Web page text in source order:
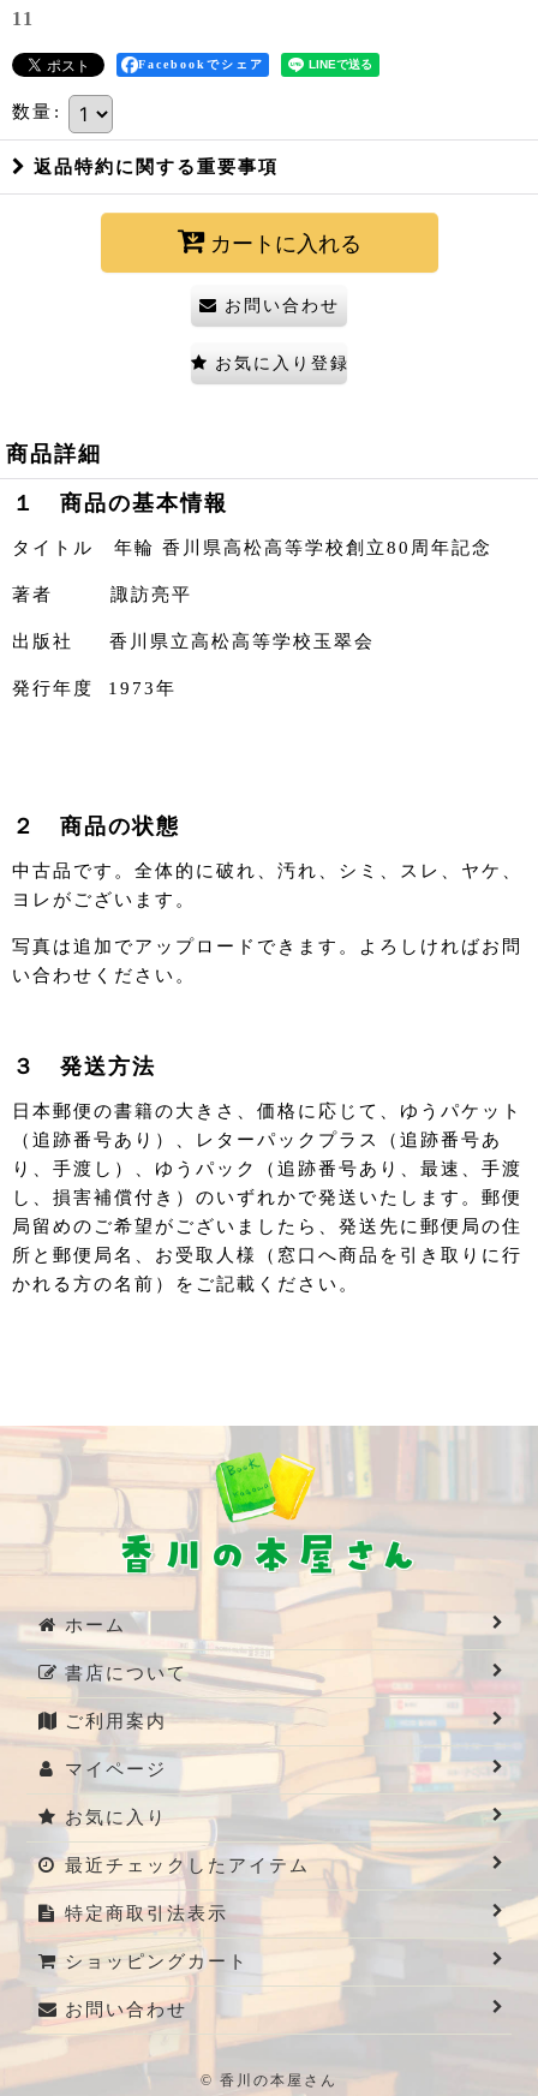
11
Facebookでシェア
数量 :
返品特約に関する重要事項
カートに入れる
お問い合わせ
お気に入り登録
商品詳細
１ 商品の基本情報
タイトル 年輪 香川県高松高等学校創立80周年記念
著者 諏訪亮平
出版社 香川県立高松高等学校玉翠会
発行年度 1973年
２ 商品の状態
中古品です。全体的に破れ、汚れ、シミ、スレ、ヤケ、
ヨレがございます。
写真は追加でアップロードできます。よろしければお問
い合わせください。
３ 発送方法
日本郵便の書籍の大きさ、価格に応じて、ゆうパケット
（追跡番号あり）、レターパックプラス（追跡番号あ
り、手渡し）、ゆうパック（追跡番号あり、最速、手渡
し、損害補償付き）のいずれかで発送いたします。郵便
局留めのご希望がございましたら、発送先に郵便局の住
所と郵便局名、お受取人様（窓口へ商品を引き取りに行
かれる方の名前）をご記載ください。
ホーム
書店について
ご利用案内
マイページ
お気に入り
最近チェックしたアイテム
特定商取引法表示
ショッピングカート
お問い合わせ
© 香川の本屋さん